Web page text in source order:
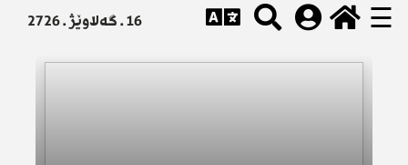
☰ 16 . گەلاوێژ . 2726